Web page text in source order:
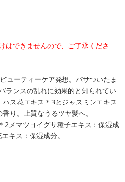
はできませんので、ご了承くださ
ューティーケア発想。パサついたま
ランスの乱れに効果的と知られてい
ス花エキス＊3とジャスミンエキス
り。上質なうるツヤ髪へ。
2メマツヨイグサ種子エキス：保湿成
キス：保湿成分。